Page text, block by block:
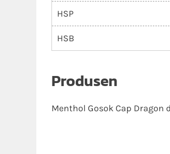
HSP
HSB
Produsen
Menthol Gosok Cap Dragon